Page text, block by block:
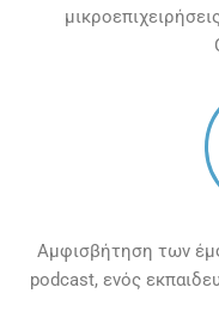
Αμφισβήτηση των
podcast, ενός